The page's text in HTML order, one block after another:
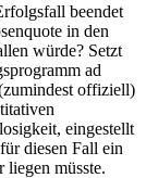
beendet
in den
würde? Setzt
ad
offiziell)
eingestellt
diesen Fall ein
müsste.